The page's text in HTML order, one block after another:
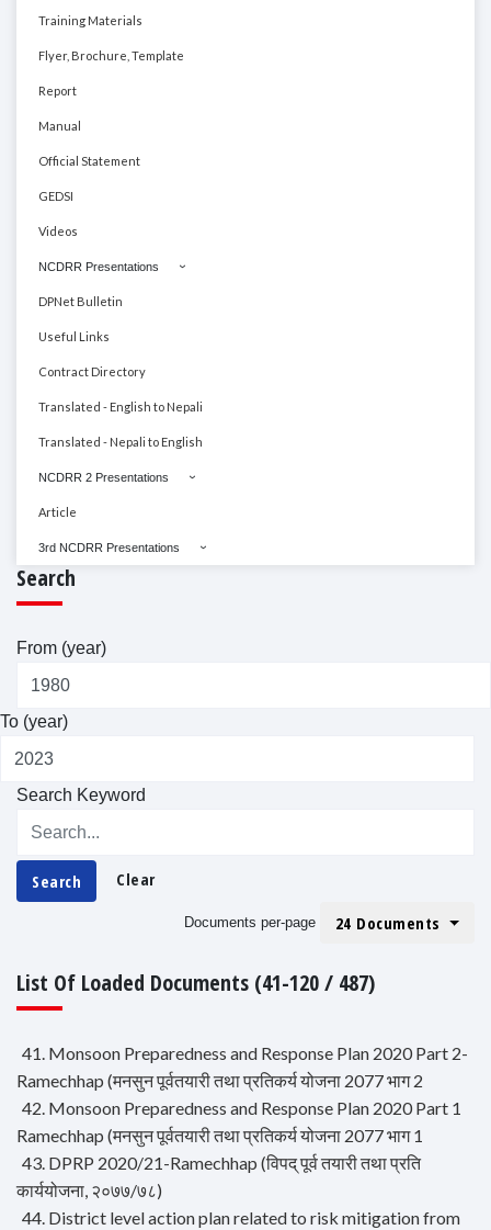
Training Materials
Flyer, Brochure, Template
Report
Manual
Official Statement
GEDSI
Videos
NCDRR Presentations
DPNet Bulletin
Useful Links
Contract Directory
Translated - English to Nepali
Translated - Nepali to English
NCDRR 2 Presentations
Article
3rd NCDRR Presentations
Search
From (year)
To (year)
Search Keyword
Search Clear
Documents per-page 24 Documents
List Of Loaded Documents (41-120 / 487)
41. Monsoon Preparedness and Response Plan 2020 Part 2-
Ramechhap (मनसुन पूर्वतयारी तथा प्रतिकर्य योजना 2077 भाग 2
42. Monsoon Preparedness and Response Plan 2020 Part 1
Ramechhap (मनसुन पूर्वतयारी तथा प्रतिकर्य योजना 2077 भाग 1
43. DPRP 2020/21-Ramechhap (विपद् पूर्व तयारी तथा प्रति
कार्ययोजना, २०७७/७८)
44. District level action plan related to risk mitigation from